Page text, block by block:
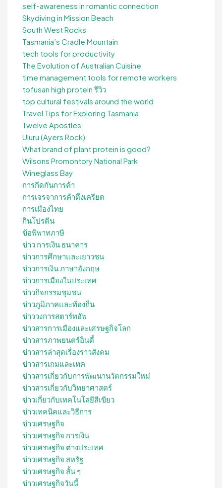
self-awareness in romantic connection
Skydiving in Mission Beach
South West Rocks
Tasmania’s Cradle Mountain
tech tools for productivity
The Evolution of Australian Cuisine
time management tools for remote workers
tofusan high protein รีวิว
top cultural festivals around the world
Travel Tips for Exploring Tasmania
Twelve Apostles
Uluru (Ayers Rock)
What brand of plant protein is good?
Wilsons Promontory National Park
Wineglass Bay
การกีดกันการค้า
การเจรจาการค้าตึงเครียด
การเมืองไทย
กินโปรตีน
ข้อพิพาทภาษี
ข่าว การเงิน ธนาคาร
ข่าวการศึกษาและเยาวชน
ข่าวการเงิน ภาษาอังกฤษ
ข่าวการเมืองในประเทศ
ข่าวกิจกรรมชุมชน
ข่าวภูมิภาคและท้องถิ่น
ข่าววงการสตาร์ทอัพ
ข่าวสารการเมืองและเศรษฐกิจโลก
ข่าวสารภาพยนตร์อินดี้
ข่าวสารล่าสุดเรื่องราวสังคม
ข่าวสารเกมและเทค
ข่าวสารเกี่ยวกับการพัฒนานวัตกรรมใหม่
ข่าวสารเกี่ยวกับวิทยาศาสตร์
ข่าวเกี่ยวกับเทคโนโลยีสีเขียว
ข่าวเทคนิคและวิธีการ
ข่าวเศรษฐกิจ
ข่าวเศรษฐกิจ การเงิน
ข่าวเศรษฐกิจ ต่างประเทศ
ข่าวเศรษฐกิจ สหรัฐ
ข่าวเศรษฐกิจ สั้น ๆ
ข่าวเศรษฐกิจวันนี้